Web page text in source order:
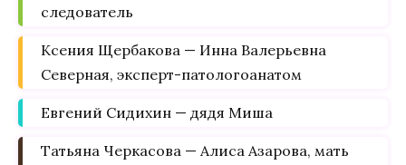
следователь
Ксения Щербакова — Инна Валерьевна
Северная, эксперт-патологоанатом
Евгений Сидихин — дядя Миша
Татьяна Черкасова — Алиса Азарова, мать